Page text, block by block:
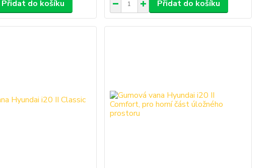
Přidat do košíku Přidat do košíku